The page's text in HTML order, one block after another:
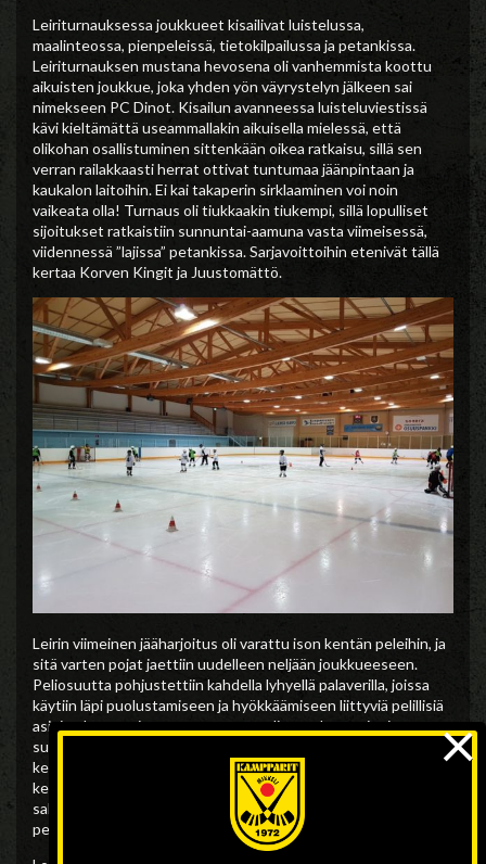
Leiriturnauksessa joukkueet kisailivat luistelussa,
maalinteossa, pienpeleissä, tietokilpailussa ja petankissa.
Leiriturnauksen mustana hevosena oli vanhemmista koottu
aikuisten joukkue, joka yhden yön väyrystelyn jälkeen sai
nimekseen PC Dinot. Kisailun avanneessa luisteluviestissä
kävi kieltämättä useammallakin aikuisella mielessä, että
olikohan osallistuminen sittenkään oikea ratkaisu, sillä sen
verran railakkaasti herrat ottivat tuntumaa jäänpintaan ja
kaukalon laitoihin. Ei kai takaperin sirklaaminen voi noin
vaikeata olla! Turnaus oli tiukkaakin tiukempi, sillä lopulliset
sijoitukset ratkaistiin sunnuntai-aamuna vasta viimeisessä,
viidennessä ”lajissa” petankissa. Sarjavoittoihin etenivät tällä
kertaa Korven Kingit ja Juustomättö.
Leirin viimeinen jääharjoitus oli varattu ison kentän peleihin, ja
sitä varten pojat jaettiin uudelleen neljään joukkueeseen.
Peliosuutta pohjustettiin kahdella lyhyellä palaverilla, joissa
käytiin läpi puolustamiseen ja hyökkäämiseen liittyviä pelillisiä
asioita. Lauantaina vetovastuussa olivat valmentajat ja
sunnuntaina ennen harjoitusta joukkueet kokoontuivat vielä
keskenään kapteeniensa johdolla yhdessä keskustelemaan ja
kertaamaan lauantaina läpikäytyjä asioita. Valmentajien
salakuuntelun perusteella joukkueissa todella käytiin läpi
pelillisiäkin asioita.
×